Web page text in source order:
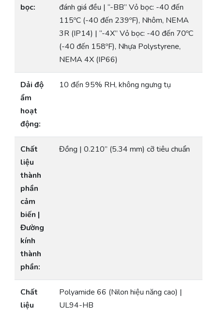
bọc:
đánh giá đều | “-BB” Vỏ bọc: -40 đến
115ºC (-40 đến 239ºF), Nhôm, NEMA
3R (IP14) | “-4X” Vỏ bọc: -40 đến 70ºC
(-40 đến 158ºF), Nhựa Polystyrene,
NEMA 4X (IP66)
Dải độ
ẩm
hoạt
động:
10 đến 95% RH, không ngưng tụ
Chất
liệu
thành
phần
cảm
biến |
Đường
kính
thành
phần:
Đồng | 0.210” (5.34 mm) cỡ tiêu chuẩn
Chất
liệu
Polyamide 66 (Nilon hiệu năng cao) |
UL94-HB